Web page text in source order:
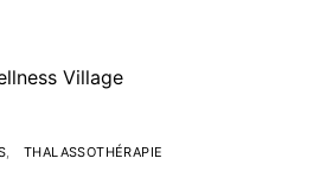
Village
THALASSOTHÉRAPIE